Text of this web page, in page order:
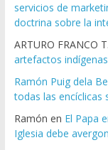
servicios de
doctrina sobre la
ARTURO FRANCO T.
artefactos indígenas
Ramón Puig dela
todas las encíclicas
Ramón en El Papa
Iglesia debe